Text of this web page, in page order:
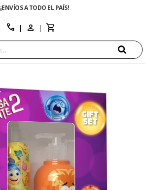
¡ENVÍOS A TODO EL PAÍS!
call